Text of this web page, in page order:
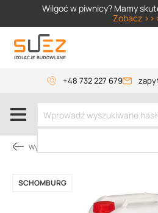
Wilgoć w piwnicy? Mamy
Zobacz
+48 732 227 679
Wylewki, materiały do betonu
SCHOMBURG